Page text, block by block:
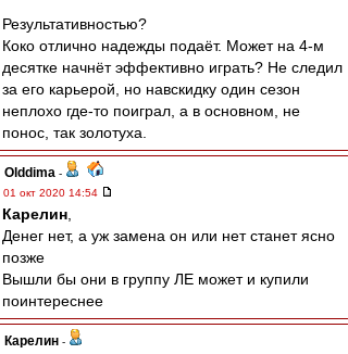
Результативностью?
Коко отлично надежды подаёт. Может на 4-м
десятке начнёт эффективно играть? Не следил
за его карьерой, но навскидку один сезон
неплохо где-то поиграл, а в основном, не
понос, так золотуха.
Olddima -
01 окт 2020 14:54
Карелин
Денег нет, а уж замена он или нет станет ясно
позже
Вышли бы они в группу ЛЕ может и купили
поинтереснее
Карелин -